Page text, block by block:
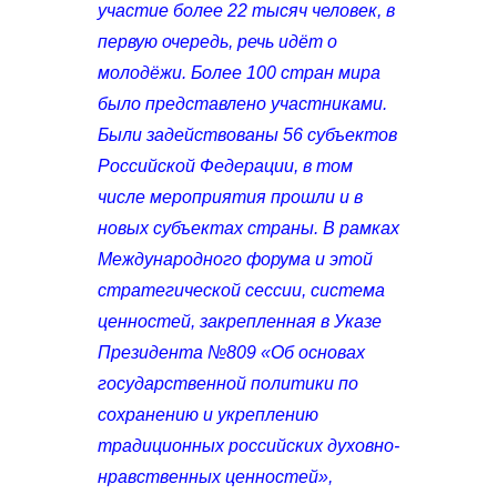
участие более 22 тысяч человек, в
первую очередь, речь идёт о
молодёжи. Более 100 стран мира
было представлено участниками.
Были задействованы 56 субъектов
Российской Федерации, в том
числе мероприятия прошли и в
новых субъектах страны. В рамках
Международного форума и этой
стратегической сессии, система
ценностей, закрепленная в Указе
Президента №809 «Об основах
государственной политики по
сохранению и укреплению
традиционных российских духовно-
нравственных ценностей»,